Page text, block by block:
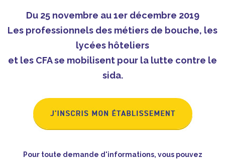
Du 25 novembre au 1er décembre 2019
Les professionnels des métiers de bouche, les
lycées hôteliers
et les CFA se mobilisent pour la lutte contre le
sida.
Pour toute demande d'informations, vous pouvez